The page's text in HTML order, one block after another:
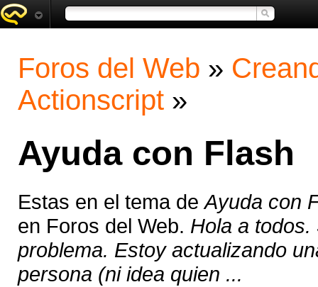
Foros del Web »
Actionscript »
Ayuda con Flash
Estas en el tema deAyuda con
en Foros del Web. Hola a
problema. Estoy actualizando
persona (ni idea quien ...